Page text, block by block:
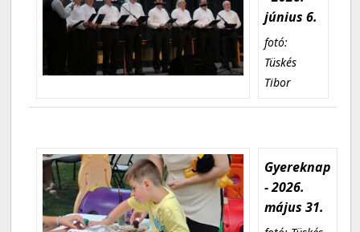
június 6.
fotó:
Tüskés
Tibor
Gyereknap
- 2026.
május 31.